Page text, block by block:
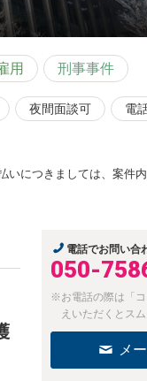
用 刑事事件
夜間面談可 電
いにつきましては、案件
電話でお問い合
050-
※お電話の際は「
えいただくとスム
メ